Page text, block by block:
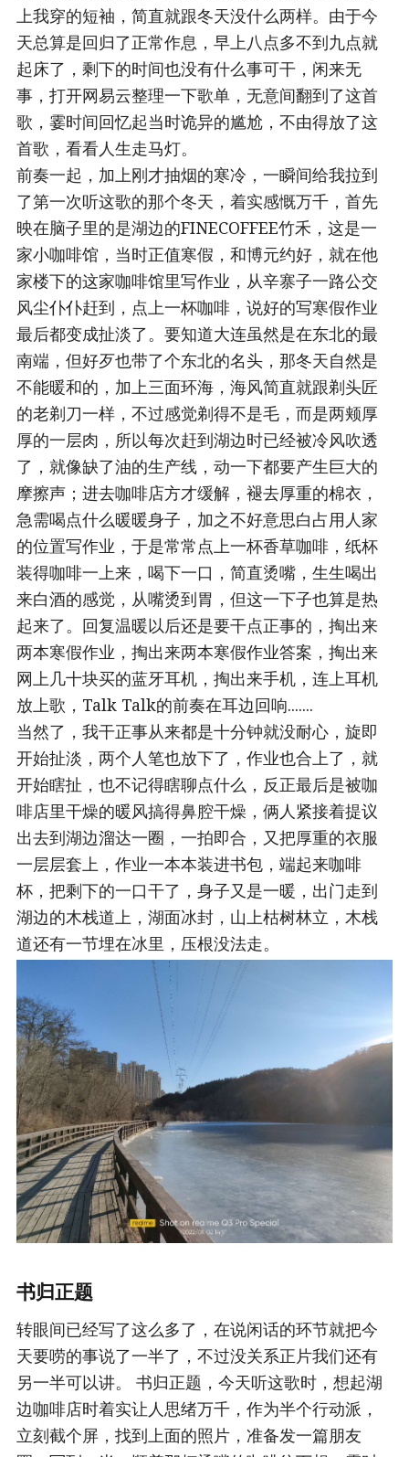
上我穿的短袖，简直就跟冬天没什么两样。由于今
天总算是回归了正常作息，早上八点多不到九点就
起床了，剩下的时间也没有什么事可干，闲来无
事，打开网易云整理一下歌单，无意间翻到了这首
歌，霎时间回忆起当时诡异的尴尬，不由得放了这
首歌，看看人生走马灯。
前奏一起，加上刚才抽烟的寒冷，一瞬间给我拉到
了第一次听这歌的那个冬天，着实感慨万千，首先
映在脑子里的是湖边的FINECOFFEE竹禾，这是一
家小咖啡馆，当时正值寒假，和博元约好，就在他
家楼下的这家咖啡馆里写作业，从辛寨子一路公交
风尘仆仆赶到，点上一杯咖啡，说好的写寒假作业
最后都变成扯淡了。要知道大连虽然是在东北的最
南端，但好歹也带了个东北的名头，那冬天自然是
不能暖和的，加上三面环海，海风简直就跟剃头匠
的老剃刀一样，不过感觉剃得不是毛，而是两颊厚
厚的一层肉，所以每次赶到湖边时已经被冷风吹透
了，就像缺了油的生产线，动一下都要产生巨大的
摩擦声；进去咖啡店方才缓解，褪去厚重的棉衣，
急需喝点什么暖暖身子，加之不好意思白占用人家
的位置写作业，于是常常点上一杯香草咖啡，纸杯
装得咖啡一上来，喝下一口，简直烫嘴，生生喝出
来白酒的感觉，从嘴烫到胃，但这一下子也算是热
起来了。回复温暖以后还是要干点正事的，掏出来
两本寒假作业，掏出来两本寒假作业答案，掏出来
网上几十块买的蓝牙耳机，掏出来手机，连上耳机
放上歌，Talk Talk的前奏在耳边回响.......
当然了，我干正事从来都是十分钟就没耐心，旋即
开始扯淡，两个人笔也放下了，作业也合上了，就
开始瞎扯，也不记得瞎聊点什么，反正最后是被咖
啡店里干燥的暖风搞得鼻腔干燥，俩人紧接着提议
出去到湖边溜达一圈，一拍即合，又把厚重的衣服
一层层套上，作业一本本装进书包，端起来咖啡
杯，把剩下的一口干了，身子又是一暖，出门走到
湖边的木栈道上，湖面冰封，山上枯树林立，木栈
道还有一节埋在冰里，压根没法走。
书归正题
转眼间已经写了这么多了，在说闲话的环节就把今
天要唠的事说了一半了，不过没关系正片我们还有
另一半可以讲。 书归正题，今天听这歌时，想起湖
边咖啡店时着实让人思绪万千，作为半个行动派，
立刻截个屏，找到上面的照片，准备发一篇朋友